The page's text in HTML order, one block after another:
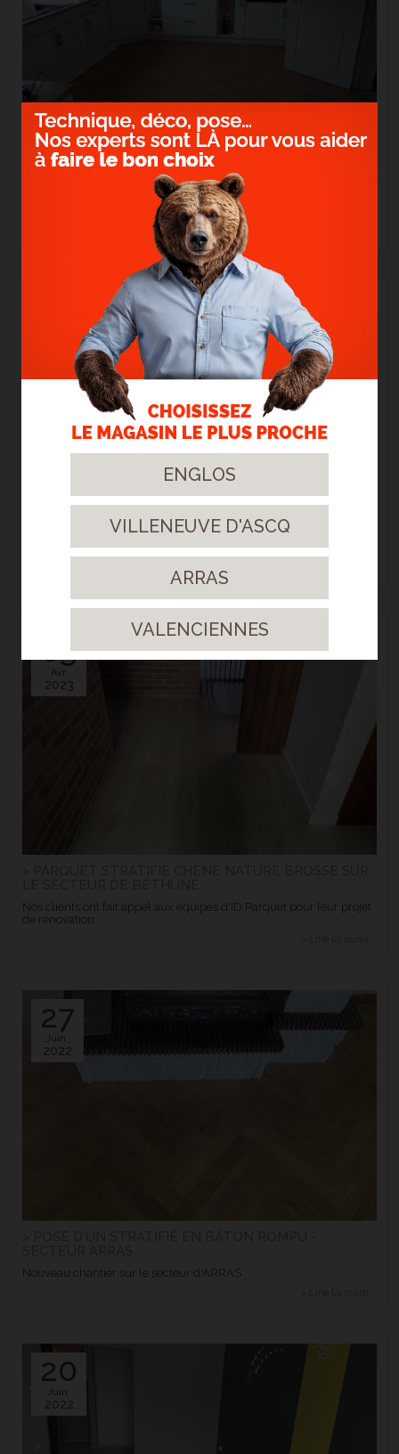
> POSE D'UN SOL STRATIFIÉ BATON ROMPU -
CHATEAU JAVA NATURAL
Vous rêvez d'un intérieur majestueux à un prix attractif ?
> STRATIFIÉ GYANT SAND NATURAL
Un sol clair et surtout résistant !
03
Avr.
2023
Nos clients ont fait appel aux équipes d'ID Parquet pour leur projet
de rénovation.
> Lire la suite...
27
Juin.
2022
Nouveau chantier sur le secteur d'ARRAS
> Lire la suite...
20
Juin.
2022
ENGLOS
VILLENEUVE D'ASCQ
ARRAS
VALENCIENNES